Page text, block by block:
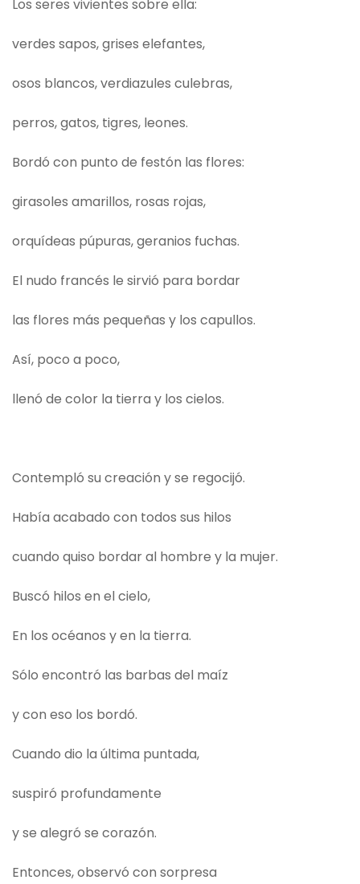
Los seres vivientes sobre ella:
verdes sapos, grises elefantes,
osos blancos, verdiazules culebras,
perros, gatos, tigres, leones.
Bordó con punto de festón las flores:
girasoles amarillos, rosas rojas,
orquídeas púpuras, geranios fuchas.
El nudo francés le sirvió para bordar
las flores más pequeñas y los capullos.
Así, poco a poco,
llenó de color la tierra y los cielos.
Contempló su creación y se regocijó.
Había acabado con todos sus hilos
cuando quiso bordar al hombre y la mujer.
Buscó hilos en el cielo,
En los océanos y en la tierra.
Sólo encontró las barbas del maíz
y con eso los bordó.
Cuando dio la última puntada,
suspiró profundamente
y se alegró se corazón.
Entonces, observó con sorpresa